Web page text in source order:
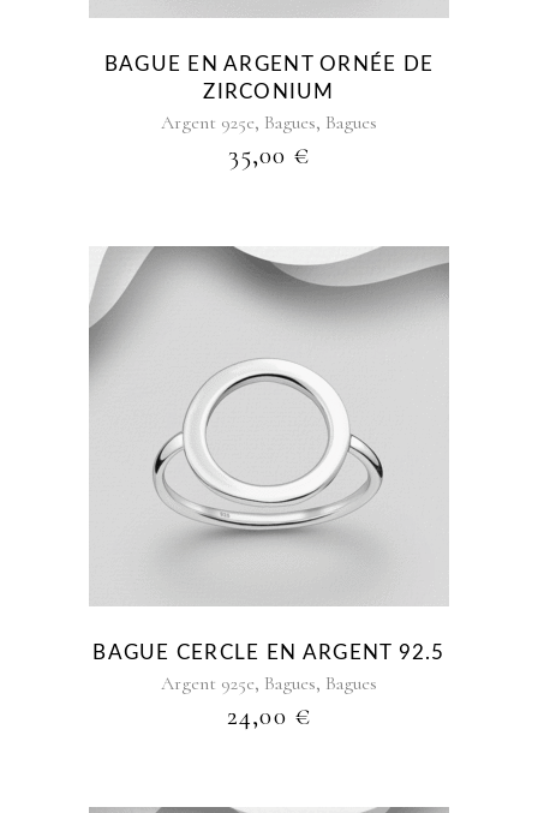
peuvent
choisies
sur
la
page
BAGUE EN ARGENT ORNÉE DE
ZIRCONIUM
Argent 925e, Bagues, Bagues
35,00 €
produit
plusieurs
variations.
peuvent
choisies
sur
la
BAGUE CERCLE EN ARGENT 92.5
Argent 925e, Bagues, Bagues
24,00 €